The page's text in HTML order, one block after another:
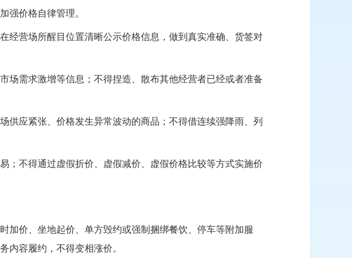
强价格自律管理。
经营场所醒目位置清晰公示价格信息，做到真实准确、货签对
场需求激增等信息；不得捏造
散布其他经营者已经或者准备
供应紧张、价格发生异常波动的商品；不得借连续强降雨、列
；不得通过虚假折价、虚假减价、虚假价格比较等方式实施价
加价、坐地起价、单方毁约或强制捆绑餐饮、停车等附加服
内容履约，不得变相涨价。